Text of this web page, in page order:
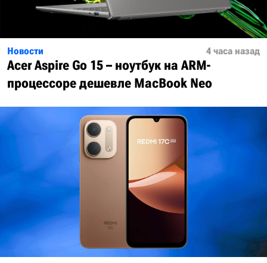
Новости 4 часа назад
Acer Aspire Go 15 – ноутбук на ARM-
процессоре дешевле MacBook Neo